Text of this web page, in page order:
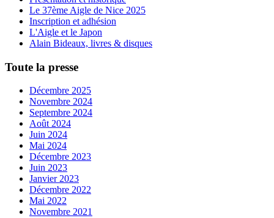
Le 37ème Aigle de Nice 2025
Inscription et adhésion
L'Aigle et le Japon
Alain Bideaux, livres & disques
Toute la presse
Décembre 2025
Novembre 2024
Septembre 2024
Août 2024
Juin 2024
Mai 2024
Décembre 2023
Juin 2023
Janvier 2023
Décembre 2022
Mai 2022
Novembre 2021